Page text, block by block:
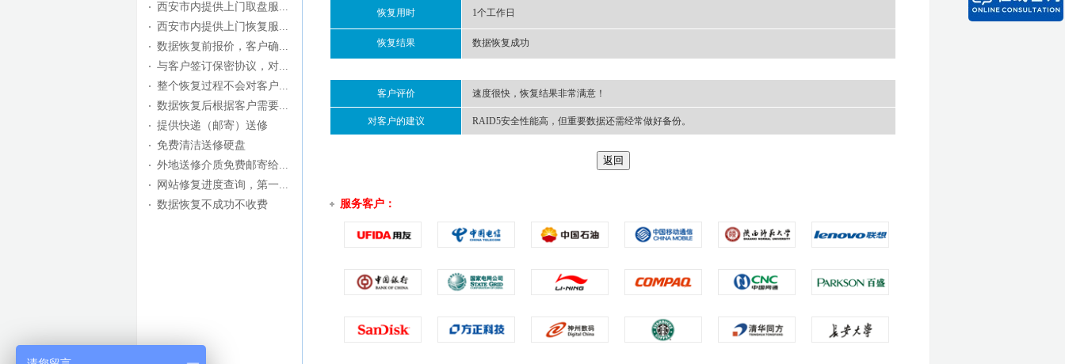
西安市内提供上门取盘服...
西安市内提供上门恢复服...
数据恢复前报价，客户确...
与客户签订保密协议，对...
整个恢复过程不会对客户...
数据恢复后根据客户需要...
提供快递（邮寄）送修
免费清洁送修硬盘
外地送修介质免费邮寄给...
网站修复进度查询，第一...
数据恢复不成功不收费
恢复用时 1个工作日
恢复结果 数据恢复成功
客户评价 速度很快，恢复结果非常满意！
对客户的建议 RAID5安全性能高，但重要数据还需经常做好备份。
服务客户：